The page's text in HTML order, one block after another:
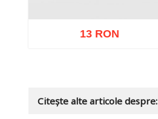
Adaugă în coș Wishlist
13 RON
Citește alte articole despre: